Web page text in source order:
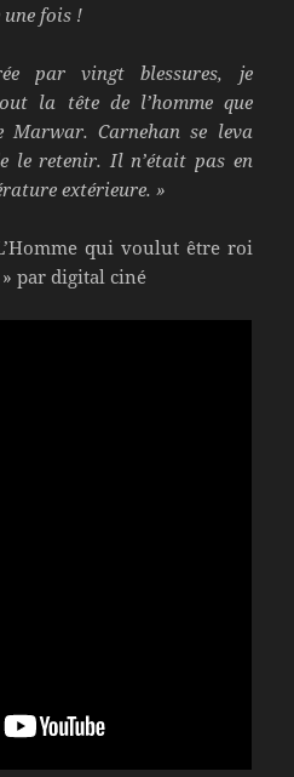
fois !
par vingt blessures, je
la tête de l’homme que
Carnehan se leva
le retenir. Il n’était pas en
extérieure. »
qui voulut être roi
» par digital ciné